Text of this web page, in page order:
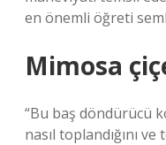
en önemli öğreti
Mimosa
“Bu baş döndürücü
nasıl toplandığını